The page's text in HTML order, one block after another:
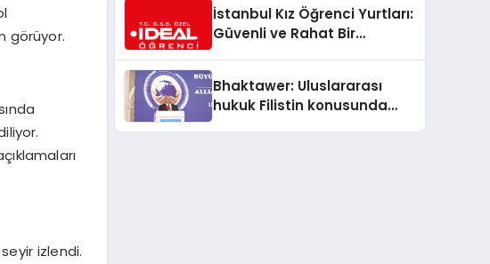
görüyor.
izlendi.
Sindirildiğini Ortaya Koydu
İstanbul Kız Öğrenci Yurtları:
Güvenli ve Rahat Bir
Bhaktawer: Uluslararası
hukuk Filistin konusunda